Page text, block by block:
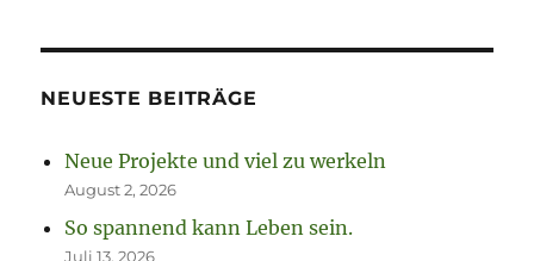
NEUESTE BEITRÄGE
Neue Projekte und viel zu werkeln
August 2, 2026
So spannend kann Leben sein.
Juli 13, 2026